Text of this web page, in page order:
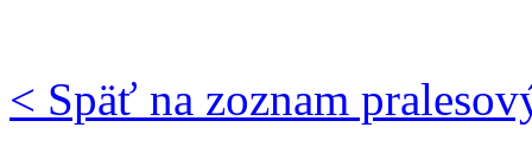
< Späť na zoznam